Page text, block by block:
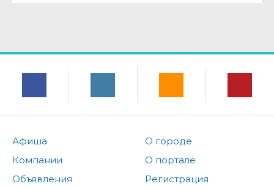
Афиша
Компании
Объявления
О городе
О портале
Регистрация